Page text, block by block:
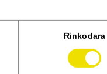
Rinkodara